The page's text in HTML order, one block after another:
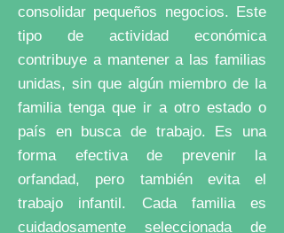
consolidar pequeños negocios. Este
tipo de actividad económica
contribuye a mantener a las familias
unidas, sin que algún miembro de la
familia tenga que ir a otro estado o
país en busca de trabajo. Es una
forma efectiva de prevenir la
orfandad, pero también evita el
trabajo infantil. Cada familia es
cuidadosamente seleccionada de